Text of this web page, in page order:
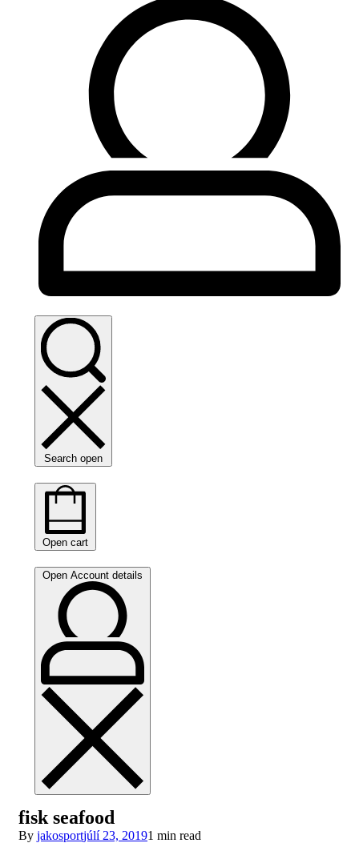
Search open
Open cart
Open Account details
fisk seafood
By jakosportjúlí 23, 20191 min read